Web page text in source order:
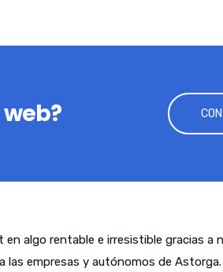
algo rentable e irresistible gracias a
las empresas y autónomos de Astorga.